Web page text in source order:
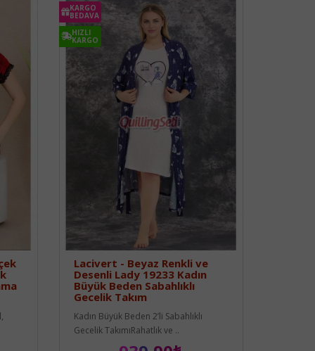
KARGO
BEDAVA
HIZLI
KARGO
Lacivert - Beyaz Renkli ve
Desenli Lady 19233 Kadın
Büyük Beden Sabahlıklı
Gecelik Takım
Kadın Büyük Beden 2’li Sabahlıklı
Gecelik TakımıRahatlık ve ..